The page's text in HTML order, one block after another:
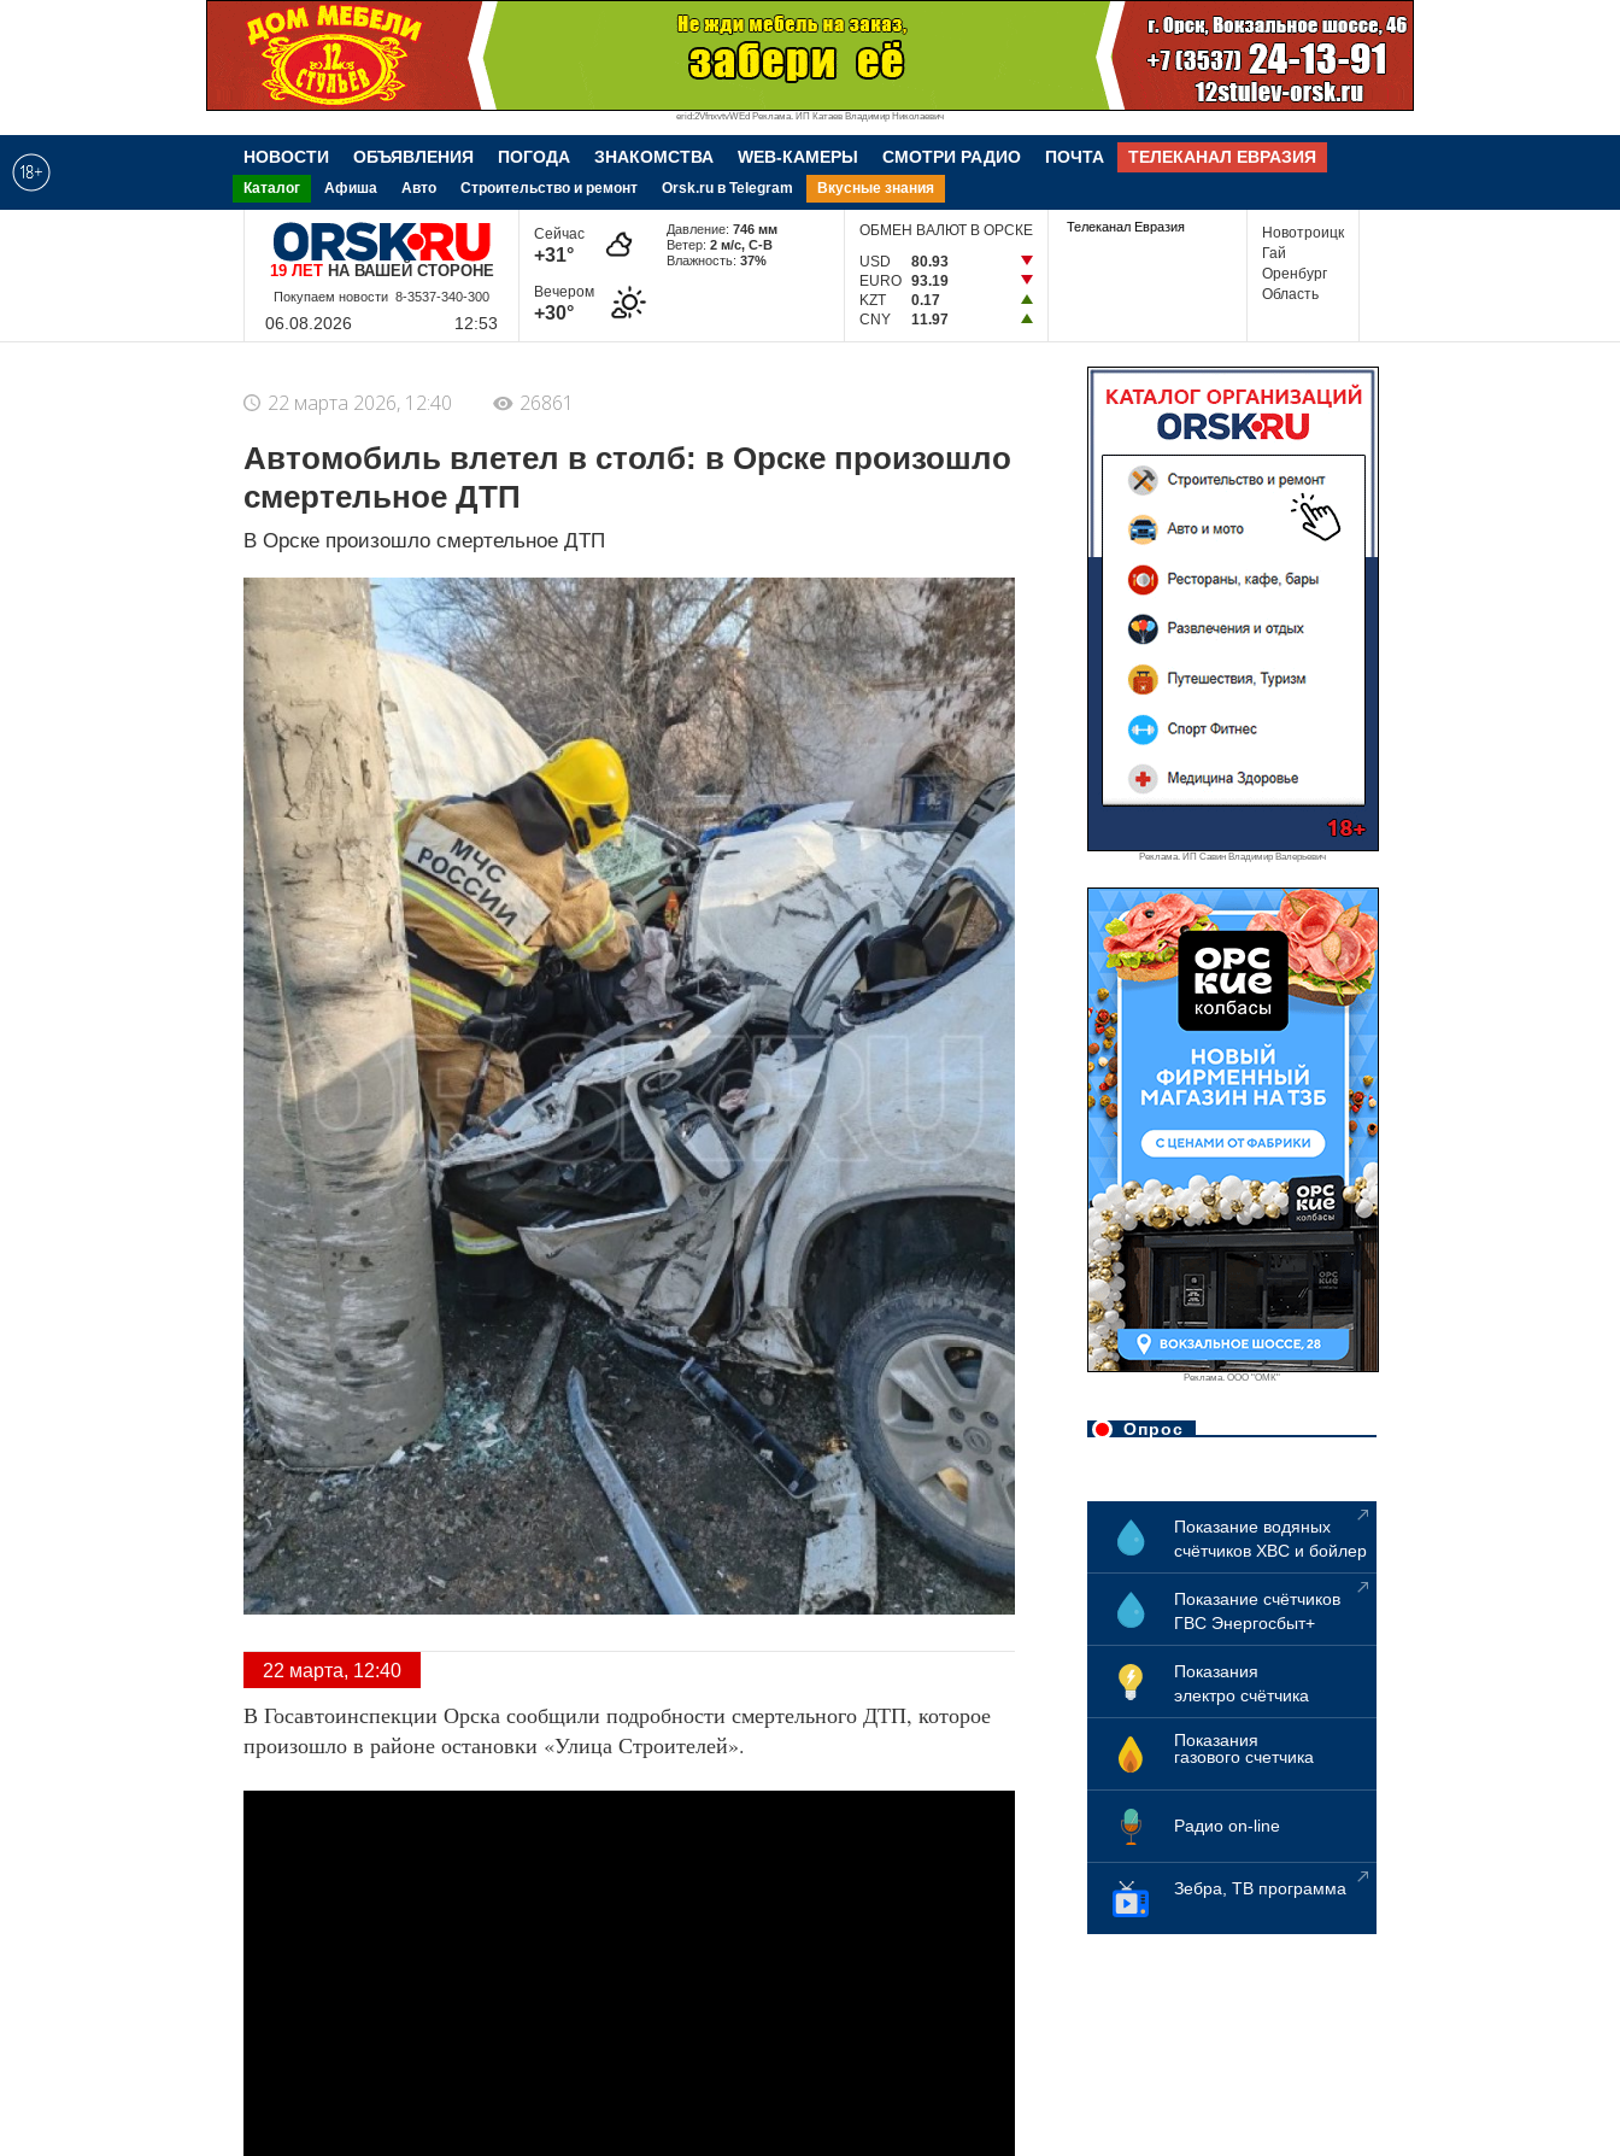
erid:2VfnxvtvWEd Реклама. ИП Катаев Владимир Николаевич
НОВОСТИ ОБЪЯВЛЕНИЯ ПОГОДА ЗНАКОМСТВА WEB-КАМЕРЫ СМОТРИ РАДИО ПОЧТА ТЕЛЕКАНАЛ ЕВРАЗИЯ
Каталог Афиша Авто Строительство и ремонт Orsk.ru в Telegram Вкусные знания
19 ЛЕТНА ВАШЕЙ СТОРОНЕ
8-9-228-340-300
Сейчас
+31°
Вечером
+30°
Давление:746 мм
Ветер:2 м/c, С-В
Влажность:37%
ОБМЕН ВАЛЮТ В ОРСКЕ
USD
80.93
EURO 93.19
KZT
0.17
CNY
11.97
Телеканал Евразия
Новотроицк
Гай
Оренбург
Область
Реклама. ИП Савин Владимир Валерьевич
Реклама. ООО "ОМК"
Опрос
Показание водяных
счётчиков ХВС и бойлер
Показание счётчиков
ГВС Энергосбыт+
Показания
электро счётчика
Показания
газового счетчика
Радио on-line
Зебра, ТВ программа
22 марта 2026, 12:40 26861
Автомобиль влетел в столб: в Орске произошло
смертельное ДТП
В Орске произошло смертельное ДТП
22 марта, 12:40
В Госавтоинспекции Орска сообщили подробности смертельного ДТП, которое
произошло в районе остановки «Улица Строителей».